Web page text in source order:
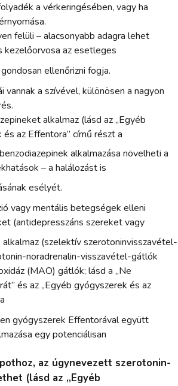
a vérkeringésében, vagy ha
felüli – alacsonyabb adagra lehet
kezelőorvosa az esetleges
ellenőrizni fogja.
vannak a szívével, különösen a nagyon
alkalmaz (lásd az „Egyéb
az Effentora” című részt a
alkalmazása növelheti a
– a halálozást is
esélyét.
vagy mentális betegségek elleni
(antidepresszáns szereket vagy
(szelektív szerotoninvisszavétel-
noradrenalin-visszavétel-gátlók
(MAO) gátlók; lásd a „Ne
és az „Egyéb gyógyszerek és az
gyógyszerek Effentorával együtt
egy potenciálisan
az úgynevezett szerotonin-
(lásd az „Egyéb